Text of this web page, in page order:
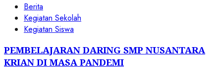
Berita
Kegiatan Sekolah
Kegiatan Siswa
PEMBELAJARAN DARING SMP NUSANTARA
KRIAN DI MASA PANDEMI